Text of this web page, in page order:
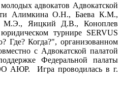
адвокатов Адвокатской
Алимкина О.Н., Баева К.М.,
Яицкий Д.В., Коноплев
турнире SERVUS
Где? Когда?", организованном
с Адвокатской палатой
Федеральной палаты
АЮР. Игра проводилась в г.